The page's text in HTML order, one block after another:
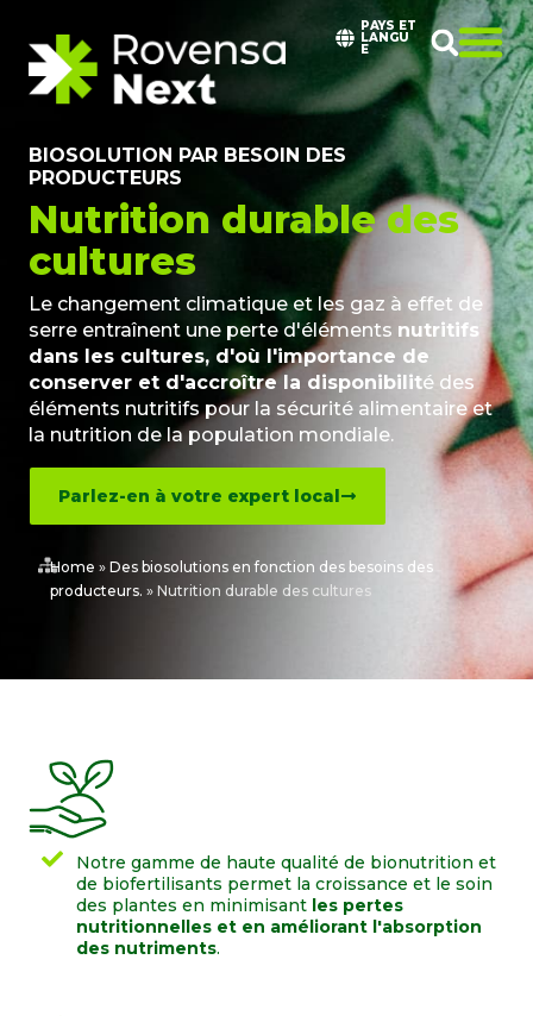
PAYS ET
LANGU
E
BIOSOLUTION PAR BESOIN DES
PRODUCTEURS
Nutrition durable des
cultures
Le changement climatique et les gaz à effet de
serre entraînent une perte d'éléments nutritifs
dans les cultures, d'où l'importance de
conserver et d'accroître la disponibilité des
éléments nutritifs pour la sécurité alimentaire et
la nutrition de la population mondiale.
Parlez-en à votre expert local
Home »Des biosolutions en fonction des besoins des
producteurs. »Nutrition durable des cultures
Notre gamme de haute qualité de bionutrition et
de biofertilisants permet la croissance et le soin
des plantes en minimisant les pertes
nutritionnelles et en améliorant l'absorption
des nutriments.